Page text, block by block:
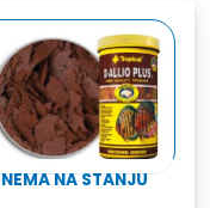
NEMA NA STANJU